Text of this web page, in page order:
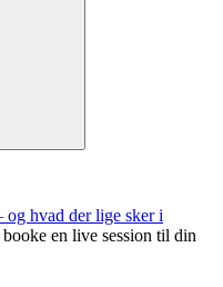
hvad der lige sker i
en live session til din